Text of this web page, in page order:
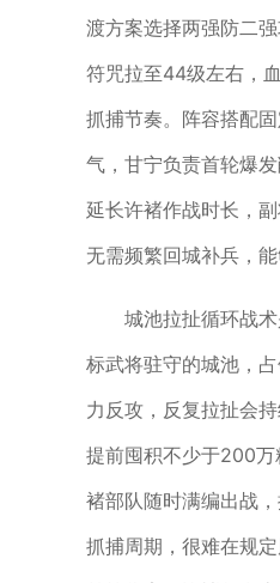
渡方案选择两强防二
符咒拉至44级左右，
抓捕节奏。阵容搭配
气，甘宁负责首轮爆
延长许褚作战时长，
无需频繁回城补兵，
城池拉扯循环战
标武将驻守的城池，
力反攻，反复拉扯会
提前囤积不少于200
褚部队随时满编出战
抓捕周期，很难在规